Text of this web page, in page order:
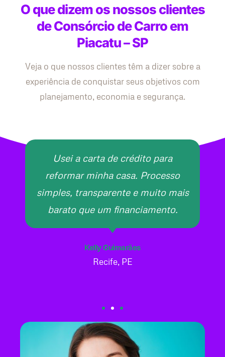
O que dizem os nossos clientes
de Consórcio de Carro em
Piacatu – SP
Veja o que nossos clientes têm a dizer sobre a
experiência de conquistar seus objetivos com
planejamento, economia e segurança.
Usei a carta de crédito para
reformar minha casa. Processo
simples, transparente e muito mais
barato que um financiamento.
Kelly Guimarães
Recife, PE